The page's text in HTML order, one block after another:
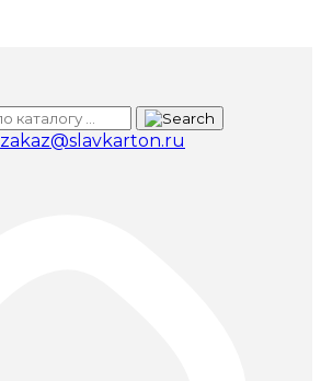
zakaz@slavkarton.ru